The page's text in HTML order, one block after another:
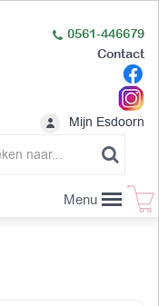
0561-446679
Contact
Mijn Esdoorn
Menu